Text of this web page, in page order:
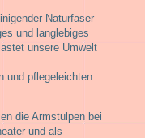
Naturfaser
und langlebiges
unsere Umwelt
und pflegeleichten
die Armstulpen bei
und als